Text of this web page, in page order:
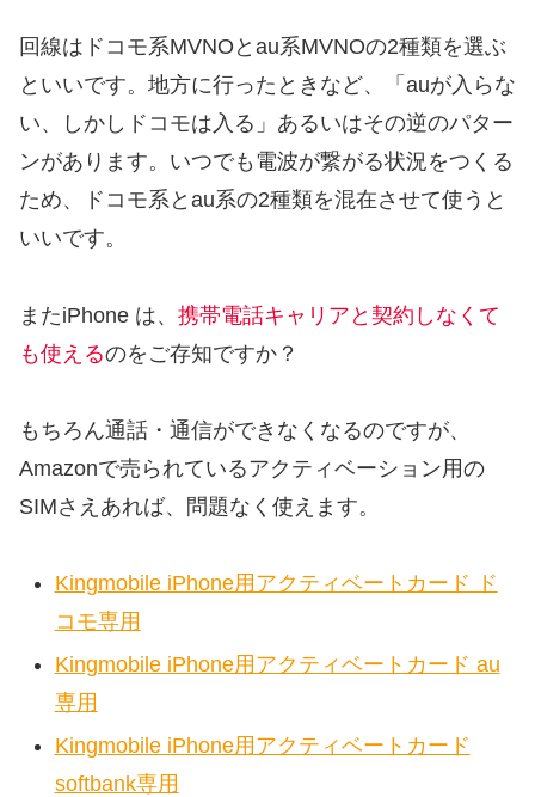
回線はドコモ系MVNOとau系MVNOの2種類を選ぶ
といいです。地方に行ったときなど、「auが入らな
い、しかしドコモは入る」あるいはその逆のパター
ンがあります。いつでも電波が繋がる状況をつくる
ため、ドコモ系とau系の2種類を混在させて使うと
いいです。
またiPhone は、 携帯電話キャリアと契約しなくて
も使えるのをご存知ですか？
もちろん通話・通信ができなくなるのですが、
Amazonで売られているアクティベーション用の
SIMさえあれば、問題なく使えます。
Kingmobile iPhone用アクティベートカード ド
コモ専用
Kingmobile iPhone用アクティベートカード au
専用
Kingmobile iPhone用アクティベートカード
softbank専用